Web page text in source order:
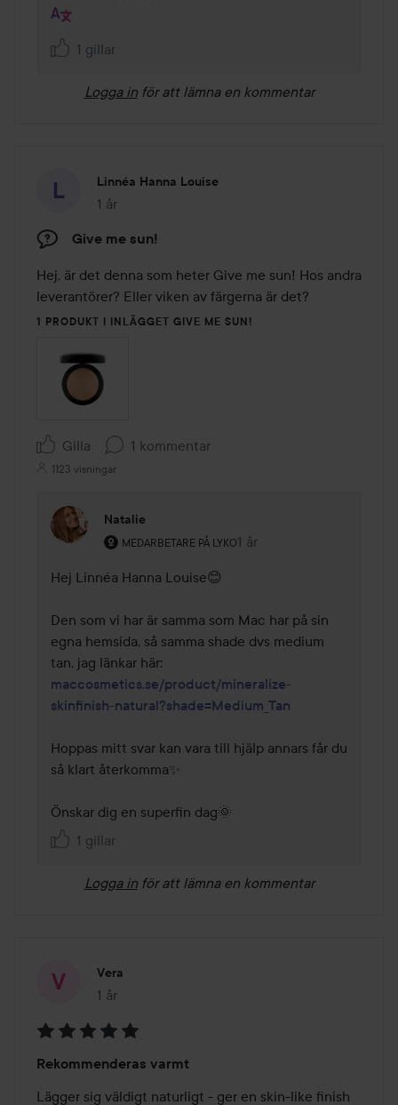
1 gillar
Logga in för att lämna en kommentar
Linnéa Hanna Louise
1 år
Inlägget skapades 1 år
Give me sun!
Hej, är det denna som heter Give me sun! Hos andra
leverantörer? Eller viken av färgerna är det?
1 PRODUKT I INLÄGGET GIVE ME SUN!
Gilla 1 kommentar
1123 visningar
Natalie
MEDARBETARE PÅ LYKO
Användarens roll: Medarbetare på Lyko.
1 år
Kommentaren lades 1 år
Hej Linnéa Hanna Louise😊
Den som vi har är samma som Mac har på sin
egna hemsida, så samma shade dvs medium
maccosmetics.se/product/mineralize-
skinfinish-natural?shade=Medium_Tan
Hoppas mitt svar kan vara till hjälp annars får du
så klart återkomma✨
Önskar dig en superfin dag🌞
1 gillar
Logga in för att lämna en kommentar
Vera
1 år
Inlägget skapades 1 år
5
av
Rekommenderas varmt
Lägger sig väldigt naturligt - ger en skin-like finish